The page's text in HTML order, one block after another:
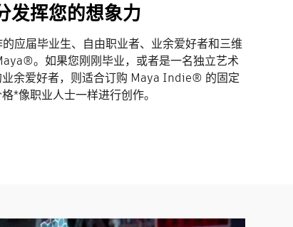
发挥您的想象力
应届毕业生、自由职业者、业余爱好者和三维
。如果您刚刚毕业，或者是一名独立艺术
余爱好者，则适合订购 Maya Indie® 的固定
*像职业人士一样进行创作。